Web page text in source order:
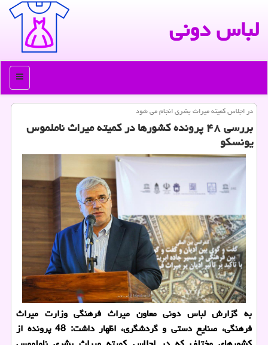
لباس دونی
منو
در اجلاس كمیته میراث بشری انجام می شود
بررسی ۴۸ پرونده كشورها در كمیته میراث ناملموس
یونسكو
به گزارش لباس دونی معاون میراث فرهنگی وزارت میراث
فرهنگی، صنایع دستی و گردشگری، اظهار داشت: 48 پرونده از